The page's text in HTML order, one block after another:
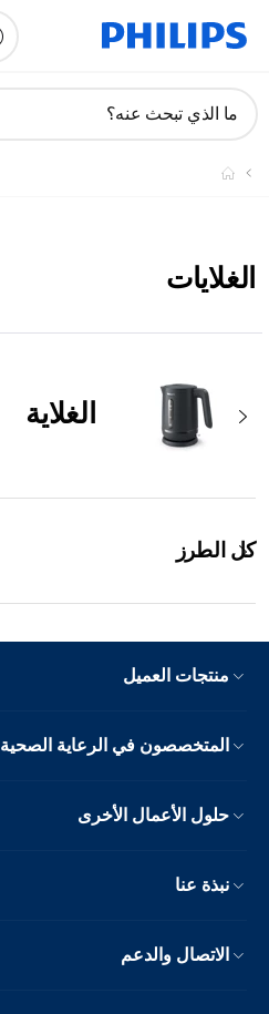
دعم
ما الذي تبحث عنه؟
الغلايات
الغلاية
كل الطرز
منتجات العميل
المتخصصون في الرعاية الصحية
حلول الأعمال الأخرى
نبذة عنا
الاتصال والدعم